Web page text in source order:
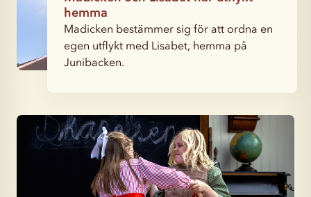
hemma
Madicken bestämmer sig för att ordna en
egen utflykt med Lisabet, hemma på
Junibacken.